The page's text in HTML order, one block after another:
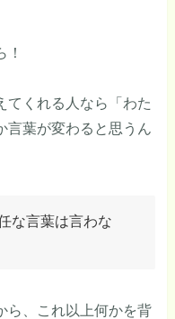
てくれる人なら「わた
言葉が変わると思うん
な言葉は言わな
ら、これ以上何かを背